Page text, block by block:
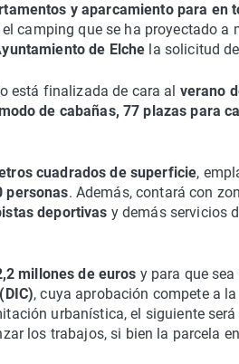
y aparcamiento para en
camping que se ha proyectado a
de Elche la solicitud
está finalizada de cara al verano
de cabañas, 77 plazas para
cuadrados de superficie,
personas. Además, contará con
deportivas y demás servicios
millones de euros y para que
, cuya aprobación compete a la
urbanística, el siguiente será
los trabajos, si bien la parcela